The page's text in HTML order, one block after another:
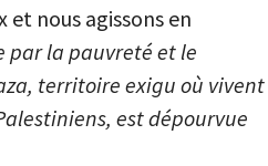
nous agissons en
par la pauvreté et le
territoire exigu où vivent
est dépourvue